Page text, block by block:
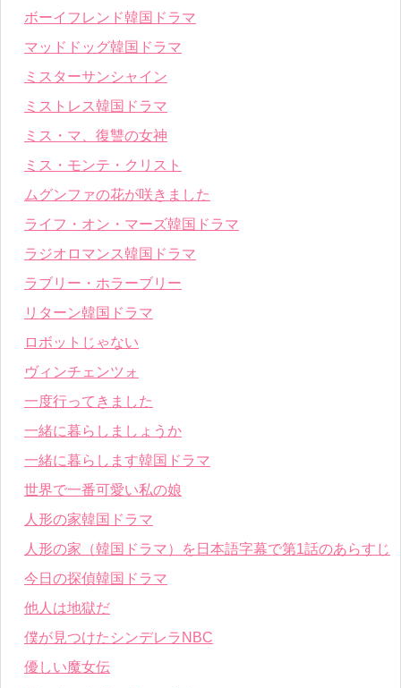
ボーイフレンド韓国ドラマ
マッドドッグ韓国ドラマ
ミスターサンシャイン
ミストレス韓国ドラマ
ミス・マ、復讐の女神
ミス・モンテ・クリスト
ムグンファの花が咲きました
ライフ・オン・マーズ韓国ドラマ
ラジオロマンス韓国ドラマ
ラブリー・ホラーブリー
リターン韓国ドラマ
ロボットじゃない
ヴィンチェンツォ
一度行ってきました
一緒に暮らしましょうか
一緒に暮らします韓国ドラマ
世界で一番可愛い私の娘
人形の家韓国ドラマ
人形の家（韓国ドラマ）を日本語字幕で第1話のあらすじ
今日の探偵韓国ドラマ
他人は地獄だ
僕が見つけたシンデレラNBC
優しい魔女伝